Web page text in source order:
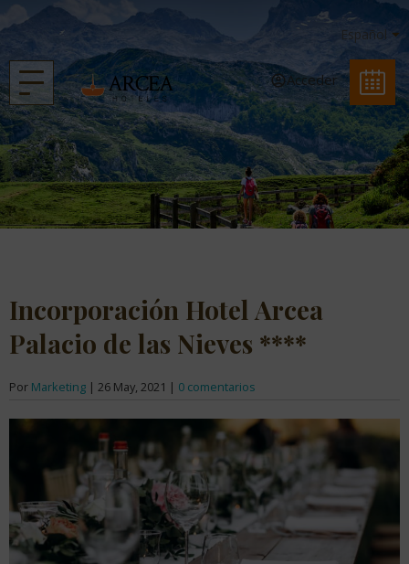
Acceder
Incorporación Hotel Arcea
Palacio de las Nieves ****
Por Marketing | 26 May, 2021 | 0 comentarios